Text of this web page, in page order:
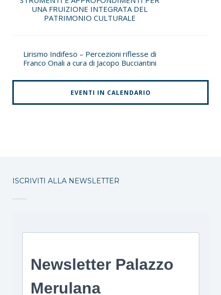
UNA FRUIZIONE INTEGRATA DEL
PATRIMONIO CULTURALE
Lirismo Indifeso – Percezioni riflesse di
Franco Onali a cura di Jacopo Bucciantini
EVENTI IN CALENDARIO
ISCRIVITI ALLA NEWSLETTER